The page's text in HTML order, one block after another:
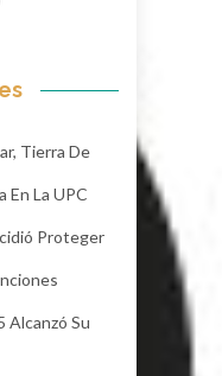
Tierra De
En La UPC
Proteger
Alcanzó Su